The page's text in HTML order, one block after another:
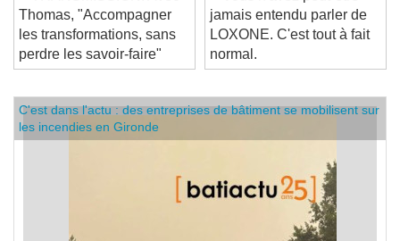
TRANSMISSION. Avec
Thomas, "Accompagner
les transformations, sans
perdre les savoir-faire"
Vous n'avez peut-être
jamais entendu parler de
LOXONE. C'est tout à fait
normal.
C'est dans l'actu : des entreprises de bâtiment se mobilisent sur
les incendies en Gironde